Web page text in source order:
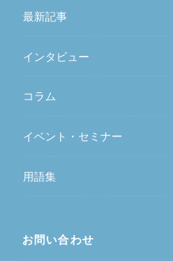
最新記事
インタビュー
コラム
イベント・セミナー
用語集
お問い合わせ